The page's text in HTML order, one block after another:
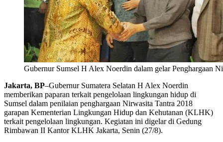
Gubernur Sumsel H Alex Noerdin dalam gelar Penghargaan
Jakarta, BP–Gubernur Sumatera Selatan H Alex Noerdin
memberikan paparan terkait pengelolaan lingkungan hidup di
Sumsel dalam penilaian penghargaan Nirwasita Tantra 2018
garapan Kementerian Lingkungan Hidup dan Kehutanan (KLHK)
terkait pengelolaan lingkungan. Kegiatan ini digelar di Gedung
Rimbawan II Kantor KLHK Jakarta, Senin (27/8).